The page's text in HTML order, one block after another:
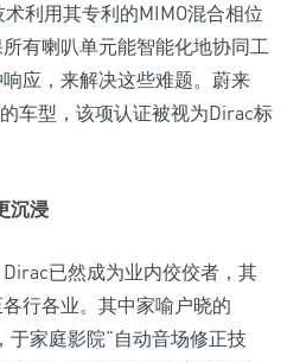
利用其专利的MIMO混合相位
有喇叭单元能智能化地协同工
应，来解决这些难题。蔚来
车型，该项认证被视为Dirac标
沉浸
已然成为业内佼佼者，其
行各业。其中家喻户晓的
于家庭影院“自动音场修正技